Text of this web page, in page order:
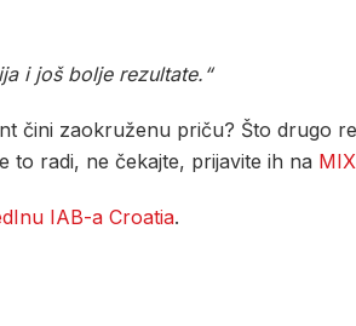
i još bolje rezultate.“
čini zaokruženu priču? Što drugo
to radi, ne čekajte, prijavite ih na
IAB-a Croatia.